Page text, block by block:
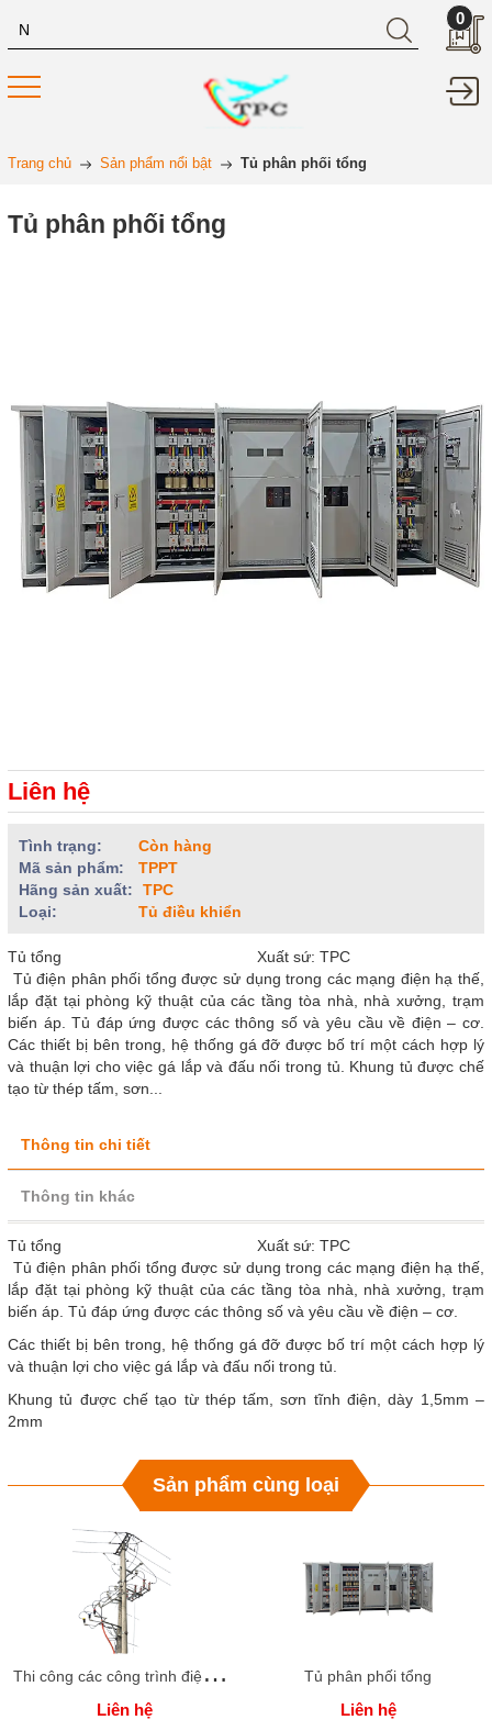
0
Trang chủ Sản phẩm nổi bật Tủ phân phối tổng
Tủ phân phối tổng
Liên hệ
Tình trạng:
Còn hàng
Mã sản phẩm:
TPPT
Hãng sản xuất:
TPC
Loại:
Tủ điều khiển
Tủ tổng Xuất sứ: TPC
Tủ điện phân phối tổng được sử dụng trong các mạng điện hạ thế,
lắp đặt tại phòng kỹ thuật của các tầng tòa nhà, nhà xưởng, trạm
biến áp. Tủ đáp ứng được các thông số và yêu cầu về điện – cơ.
Các thiết bị bên trong, hệ thống gá đỡ được bố trí một cách hợp lý
và thuận lợi cho việc gá lắp và đấu nối trong tủ. Khung tủ được chế
tạo từ thép tấm, sơn...
Thông tin chi tiết
Thông tin khác
Tủ tổng Xuất sứ: TPC
Tủ điện phân phối tổng được sử dụng trong các mạng điện hạ thế,
lắp đặt tại phòng kỹ thuật của các tầng tòa nhà, nhà xưởng, trạm
biến áp. Tủ đáp ứng được các thông số và yêu cầu về điện – cơ.
Các thiết bị bên trong, hệ thống gá đỡ được bố trí một cách hợp lý
và thuận lợi cho việc gá lắp và đấu nối trong tủ.
Khung tủ được chế tạo từ thép tấm, sơn tĩnh điện, dày 1,5mm –
2mm
Sản phẩm cùng loại
T
hi công các công trình điện năng
Liên hệ
Tủ phân phối tổng
Liên hệ